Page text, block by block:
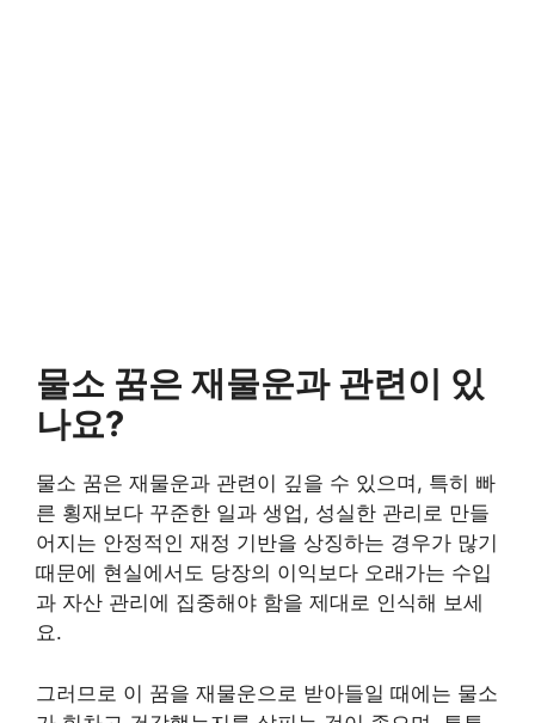
물소 꿈은 재물운과 관련이 있
나요?
물소 꿈은 재물운과 관련이 깊을 수 있으며, 특히 빠
른 횡재보다 꾸준한 일과 생업, 성실한 관리로 만들
어지는 안정적인 재정 기반을 상징하는 경우가 많기
때문에 현실에서도 당장의 이익보다 오래가는 수입
과 자산 관리에 집중해야 함을 제대로 인식해 보세
요.
그러므로 이 꿈을 재물운으로 받아들일 때에는 물소